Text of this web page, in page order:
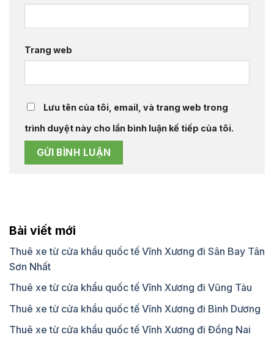
Trang web
Lưu tên của tôi, email, và trang web trong
trình duyệt này cho lần bình luận kế tiếp của tôi.
Bài viết mới
Thuê xe từ cửa khẩu quốc tế Vĩnh Xương đi Sân Bay Tân
Sơn Nhất
Thuê xe từ cửa khẩu quốc tế Vĩnh Xương đi Vũng Tàu
Thuê xe từ cửa khẩu quốc tế Vĩnh Xương đi Bình Dương
Thuê xe từ cửa khẩu quốc tế Vĩnh Xương đi Đồng Nai